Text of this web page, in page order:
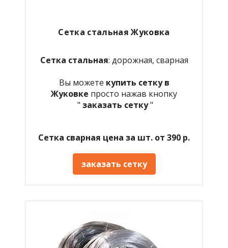
Сетка стальная Жуковка
Сетка стальная: дорожная, сварная
Вы можете купить сетку в
Жуковке просто нажав кнопку
" заказать сетку"
Сетка сварная цена за шт. от 390 р.
заказать сетку